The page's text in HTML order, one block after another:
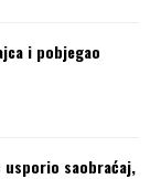
i pobjegao
usporio saobraćaj,